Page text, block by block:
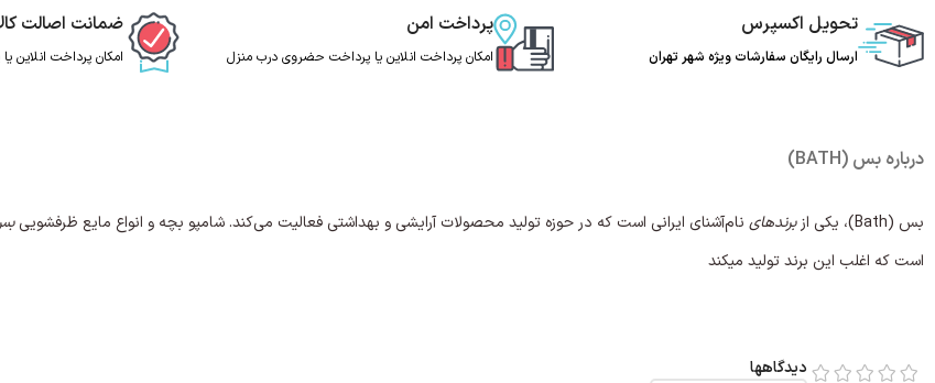
تحویل اکسپرس
ارسال رایگان سفارشات ویژه شهر تهران
پرداخت امن
امکان پرداخت انلاین یا پرداخت حضروی درب منزل
ضمانت اصالت
امکان پرداخت
درباره بس (BATH)
بس (Bath)، یکی از برندهای نام‌آشنای ایرانی است که در حوزه تولید محصولات آرایشی و بهداشتی فعالیت می‌کند. شامپو بچه و انواع مایع ظرفشویی
است که اغلب این برند تولید میکند
دیدگاهها